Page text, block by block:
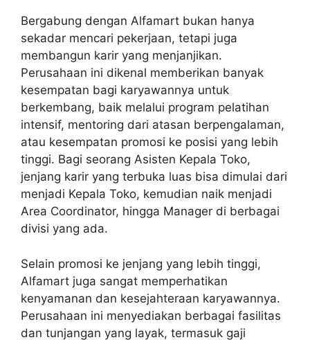
Bergabung dengan Alfamart bukan hanya
sekadar mencari pekerjaan, tetapi juga
membangun karir yang menjanjikan.
Perusahaan ini dikenal memberikan banyak
kesempatan bagi karyawannya untuk
berkembang, baik melalui program pelatihan
intensif, mentoring dari atasan berpengalaman,
atau kesempatan promosi ke posisi yang lebih
tinggi. Bagi seorang Asisten Kepala Toko,
jenjang karir yang terbuka luas bisa dimulai dari
menjadi Kepala Toko, kemudian naik menjadi
Area Coordinator, hingga Manager di berbagai
divisi yang ada.
Selain promosi ke jenjang yang lebih tinggi,
Alfamart juga sangat memperhatikan
kenyamanan dan kesejahteraan karyawannya.
Perusahaan ini menyediakan berbagai fasilitas
dan tunjangan yang layak, termasuk gaji